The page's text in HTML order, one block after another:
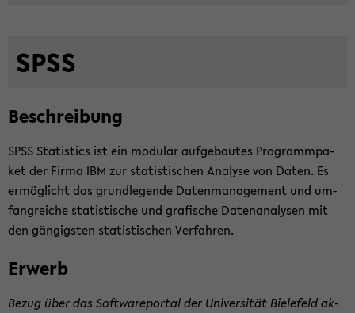
SPSS
Be­schrei­bung
SPSS Sta­tis­tics ist ein mo­du­lar auf­ge­bau­tes Pro­gramm­pa­
ket der Firma IBM zur sta­tis­ti­schen Ana­ly­se von Daten. Es
er­mög­licht das grund­le­gen­de Da­ten­ma­nage­ment und um­
fang­rei­che sta­tis­ti­sche und gra­fi­sche Da­ten­ana­ly­sen mit
den gän­gigs­ten sta­tis­ti­schen Ver­fah­ren.
Er­werb
Bezug über das Soft­ware­por­tal der Uni­ver­si­tät Bie­le­feld ak­